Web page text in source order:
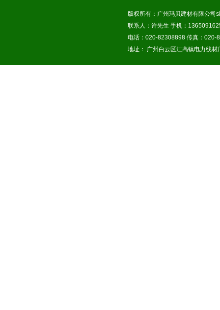
版权所有：广州玛贝建材有限公司
联系人：许先生 手机：
电话：020-82308898 传真：020-
地址： 广州白云区江高镇电力线材